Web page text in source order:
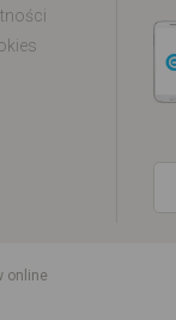
online